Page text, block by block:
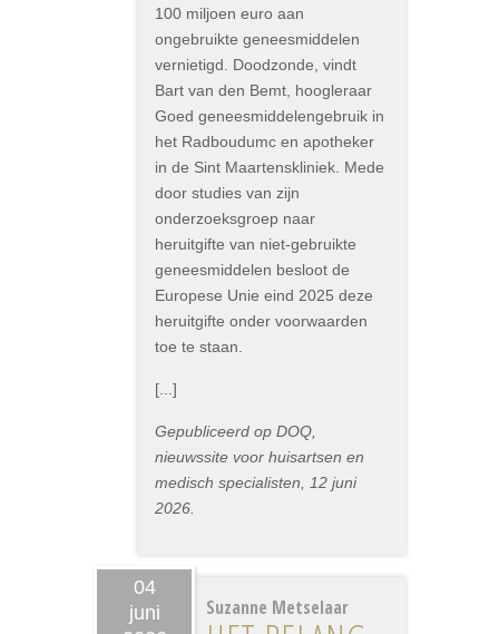
100 miljoen euro aan
ongebruikte geneesmiddelen
vernietigd. Doodzonde, vindt
Bart van den Bemt, hoogleraar
Goed geneesmiddelengebruik in
het Radboudumc en apotheker
in de Sint Maartenskliniek. Mede
door studies van zijn
onderzoeksgroep naar
heruitgifte van niet-gebruikte
geneesmiddelen besloot de
Europese Unie eind 2025 deze
heruitgifte onder voorwaarden
toe te staan.
[...]
Gepubliceerd op DOQ,
nieuwssite voor huisartsen en
medisch specialisten, 12 juni
2026.
04
juni
Suzanne Metselaar